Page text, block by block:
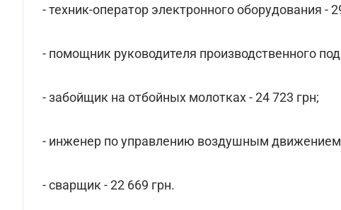
- техник-оператор электронного оборудования -
- помощник руководителя производственного
- забойщик на отбойных молотках - 24 723 грн;
- инженер по управлению воздушным движением
- сварщик - 22 669 грн.